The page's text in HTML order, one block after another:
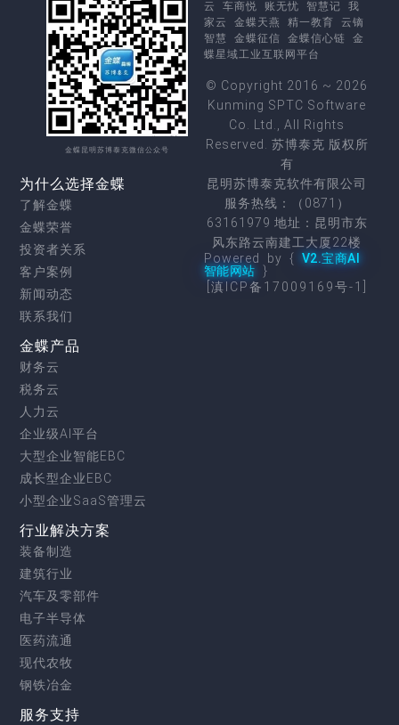
金蝶昆明苏博泰克微信公众号
为什么选择金蝶
了解金蝶
金蝶荣誉
投资者关系
客户案例
新闻动态
联系我们
金蝶产品
财务云
税务云
人力云
企业级AI平台
大型企业智能EBC
成长型企业EBC
小型企业SaaS管理云
行业解决方案
装备制造
建筑行业
汽车及零部件
电子半导体
医药流通
现代农牧
钢铁冶金
服务支持
云
车商悦 账无忧 智慧记
我
家云
金蝶天燕 精一教育
云镝
智慧
金蝶征信 金蝶信心链
金
蝶星域工业互联网平台
© Copyright 2016 ~ 2026
Kunming SPTC Software
Co. Ltd., All Rights
Reserved. 苏博泰克 版权所
有
昆明苏博泰克软件有限公司
服务热线：（0871）
63161979 地址：昆明市东
风东路云南建工大厦22楼
Powered by { V2.宝商AI
智能网站 }
[滇ICP备17009169号-1]